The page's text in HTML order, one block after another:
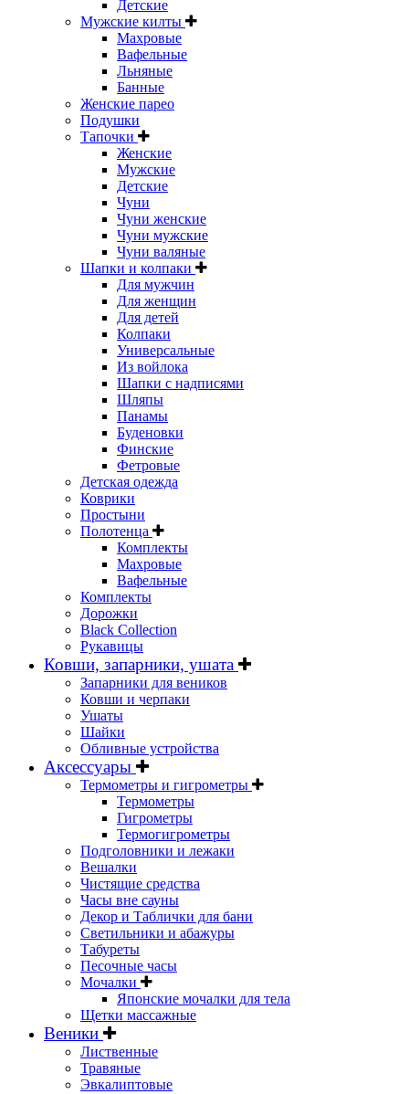
Детские
Мужские килты
Махровые
Вафельные
Льняные
Банные
Женские парео
Подушки
Тапочки
Женские
Мужские
Детские
Чуни
Чуни женские
Чуни мужские
Чуни валяные
Шапки и колпаки
Для мужчин
Для женщин
Для детей
Колпаки
Универсальные
Из войлока
Шапки с надписями
Шляпы
Панамы
Буденовки
Финские
Фетровые
Детская одежда
Коврики
Простыни
Полотенца
Комплекты
Махровые
Вафельные
Комплекты
Дорожки
Black Collection
Рукавицы
Ковши, запарники, ушата
Запарники для веников
Ковши и черпаки
Ушаты
Шайки
Обливные устройства
Аксессуары
Термометры и гигрометры
Термометры
Гигрометры
Термогигрометры
Подголовники и лежаки
Вешалки
Чистящие средства
Часы вне сауны
Декор и Таблички для бани
Светильники и абажуры
Табуреты
Песочные часы
Мочалки
Японские мочалки для тела
Щетки массажные
Веники
Лиственные
Травяные
Эвкалиптовые